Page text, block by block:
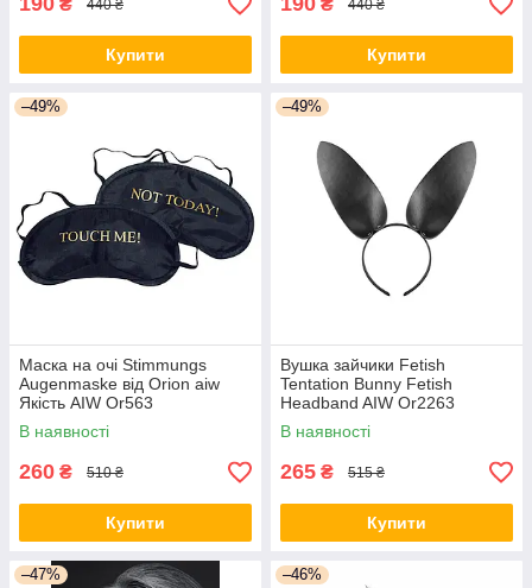
₴ 440 ₴
Купити
₴ 440 ₴
Купити
–49%
Маска на очі Stimmungs
Augenmaske від Orion aiw
Якість AIW Or563
В наявності
260 ₴ 510 ₴
Купити
–49%
Вушка зайчики Fetish
Tentation Bunny Fetish
Headband AIW Or2263
В наявності
265 ₴ 515 ₴
Купити
–47% –46%